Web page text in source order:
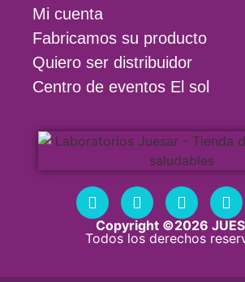
Mi cuenta
Fabricamos su producto
Quiero ser distribuidor
Centro de eventos El sol
Copyright ©2026
Todos los derechos